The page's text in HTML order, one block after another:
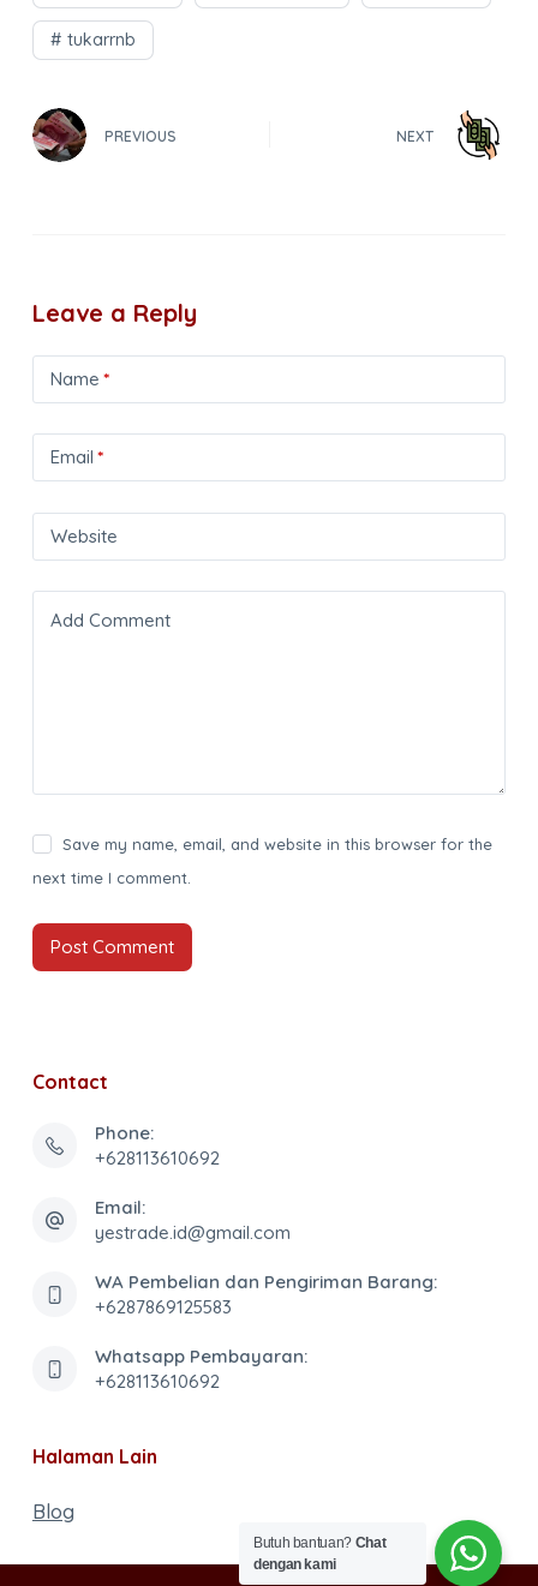
tukarrnb
PREVIOUS NEXT
Leave a Reply
Name *
Email *
Website
Add Comment
Save my name, email, and website in this browser for the
next time I comment.
Post Comment
Contact
Phone:
+628113610692
Email:
yestrade.id@gmail.com
WA Pembelian dan Pengiriman Barang:
+6287869125583
Whatsapp Pembayaran:
+628113610692
Halaman Lain
Blog
Butuh bantuan? Chat
dengan kami